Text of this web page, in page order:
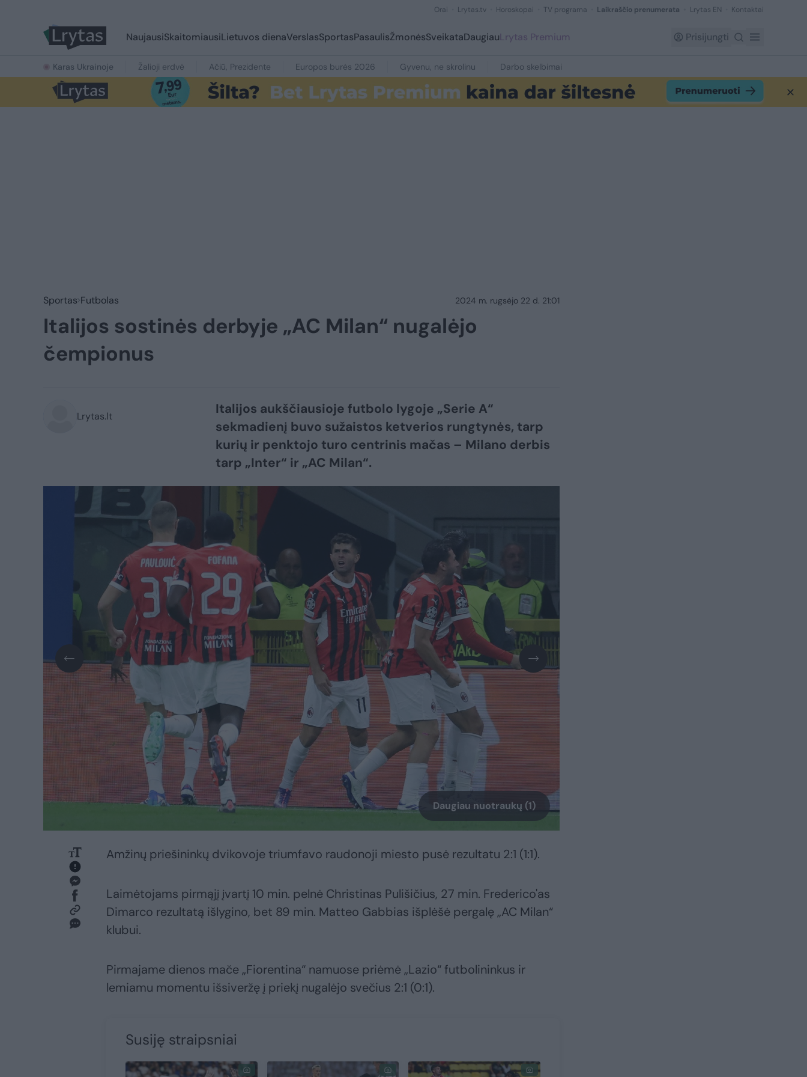
Orai Lrytas.tv Horoskopai TV programa Laikraščio prenumerata Lrytas EN Kontaktai
NaujausiSkaitomiausiLietuvos dienaVerslasSportasPasaulisŽmonėsSveikataDaugiauLrytas Premium Prisijungti
Karas Ukrainoje Žalioji erdvė Ačiū, Prezidente Europos burės 2026 Gyvenu, ne skrolinu Darbo skelbimai
Sportas Futbolas 2024 m. rugsėjo 22 d. 21:01
Italijos sostinės derbyje „AC Milan“ nugalėjo
čempionus
Lrytas.lt
​Italijos aukščiausioje futbolo lygoje „Serie A“
sekmadienį buvo sužaistos ketverios rungtynės, tarp
kurių ir penktojo turo centrinis mačas – Milano derbis
tarp „Inter“ ir „AC Milan“.
Daugiau nuotraukų (1)
Amžinų priešininkų dvikovoje triumfavo raudonoji miesto pusė rezultatu 2:1 (1:1).
Laimėtojams pirmąjį įvartį 10 min. pelnė Christinas Pulišičius, 27 min. Frederico'as
Dimarco rezultatą išlygino, bet 89 min. Matteo Gabbias išplėšė pergalę „AC Milan“
klubui.
Pirmajame dienos mače „Fiorentina“ namuose priėmė „Lazio“ futbolininkus ir
lemiamu momentu išsiveržę į priekį nugalėjo svečius 2:1 (0:1).
Susiję straipsniai